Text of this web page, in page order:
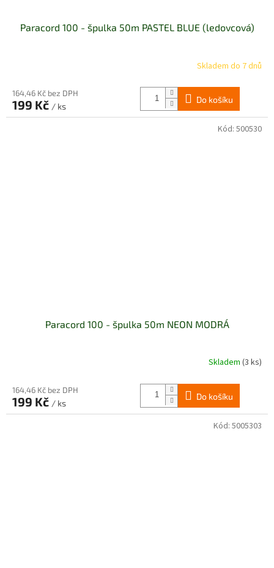
Paracord 100 - špulka 50m PASTEL BLUE (ledovcová)
Skladem do 7 dnů
164,46 Kč bez DPH
199 Kč / ks
Do košíku
Paracord 100 - špulka 50m NEON MODRÁ
Skladem (3 ks)
164,46 Kč bez DPH
199 Kč / ks
Do košíku
Kód: 500530
Kód: 5005303